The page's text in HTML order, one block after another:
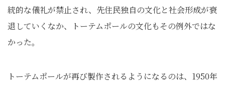
統的な儀礼が禁止され、先住民独自の文化と社会形成が衰
退していくなか、トーテムポールの文化もその例外ではな
かった。
トーテムポールが再び製作されるようになるのは、1950年